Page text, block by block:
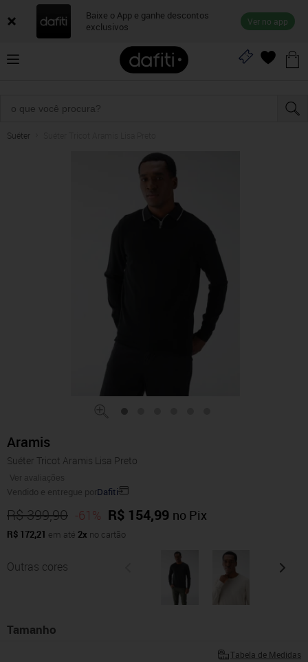
Baixe o App e ganhe descontos
exclusivos
Ver no app
Suéter
Aramis
Suéter Tricot Aramis Lisa Preto
Ver avaliações
Vendido e entregue porDafiti
R$ 399,90 -61% R$ 154,99 no Pix
R$ 172,21 em até 2x no cartão
Outras cores
Tamanho
Tabela de Medidas